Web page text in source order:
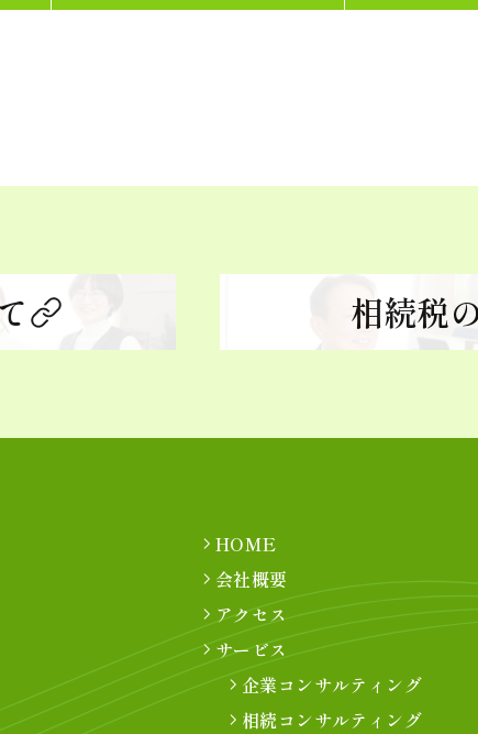
相続税
HOME
会社概要
アクセス
サービス
企業コンサルティング
相続コンサルティング